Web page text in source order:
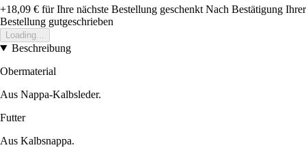
+18,09 € für Ihre nächste Bestellung geschenkt Nach Bestätigung Ihrer
Bestellung gutgeschrieben
Loading...
Beschreibung
Obermaterial
Aus Nappa-Kalbsleder.
Futter
Aus Kalbsnappa.